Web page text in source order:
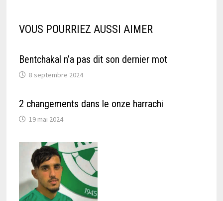
VOUS POURRIEZ AUSSI AIMER
Bentchakal n’a pas dit son dernier mot
8 septembre 2024
2 changements dans le onze harrachi
19 mai 2024